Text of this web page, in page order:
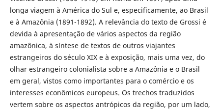
longa viagem à América do Sul e, especificamente, ao Brasil
e à Amazônia (1891-1892). A relevância do texto de Grossi é
devida à apresentação de vários aspectos da região
amazônica, à síntese de textos de outros viajantes
estrangeiros do século XIX e à exposição, mais uma vez, do
olhar estrangeiro colonialista sobre a Amazônia e o Brasil
em geral, vistos como importantes para o comércio e os
interesses econômicos europeus. Os trechos traduzidos
vertem sobre os aspectos antrópicos da região, por um lado,